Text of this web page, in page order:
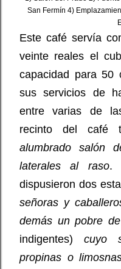
San Fermín 4)
Este café servía
veinte reales el
capacidad para 50
sus servicios de
entre varias de
recinto del café
alumbrado salón
laterales al raso.
dispusieron dos
señoras y
demás un pobre
indigentes)cuyo
propinas o